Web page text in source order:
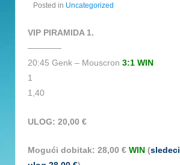
Posted in Uncategorized
VIP PIRAMIDA 1.
————
20:45 Genk – Mouscron 3:1 WIN
1
1,40
ULOG: 20,00 €
Mogući dobitak: 28,00 € WIN (sledeci